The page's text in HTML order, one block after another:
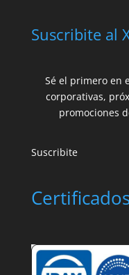
Suscribite al
Sé el primero en
corporativas,
promociones
Suscribite